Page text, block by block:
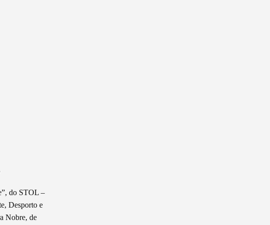
do STOL –
Desporto e
Nobre, de